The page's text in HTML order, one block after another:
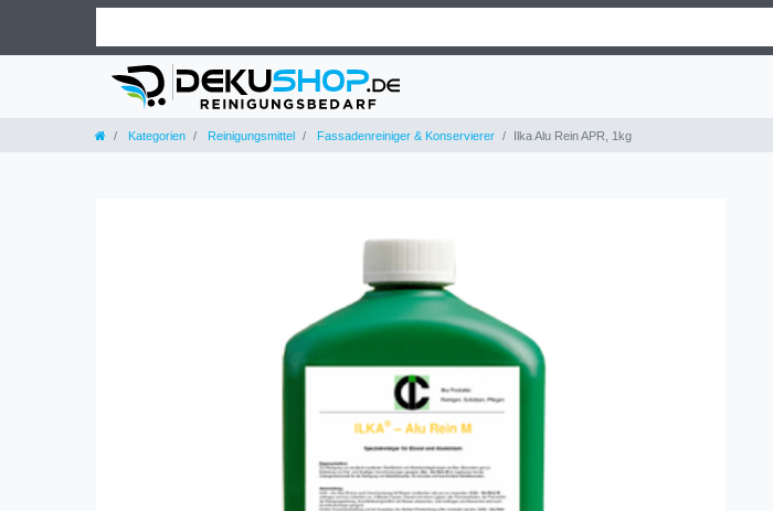
Kategorien Reinigungsmittel Fassadenreiniger & Konservierer Ilka Alu Rein APR, 1kg